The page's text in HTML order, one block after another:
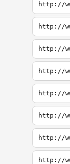
http://
http://
http://
http://
http://
http://
http://
http://